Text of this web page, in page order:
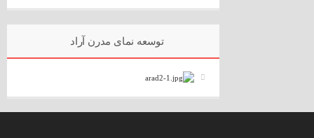
توسعه نمای مدرن آراد